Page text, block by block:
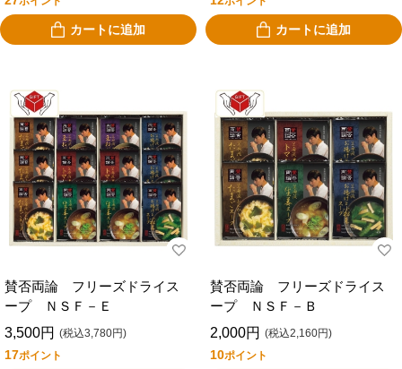
カートに追加 カートに追加
賛否両論 フリーズドライス
ープ ＮＳＦ－Ｅ
3,500円 (税込3,780円)
17ポイント
賛否両論 フリーズドライス
ープ ＮＳＦ－Ｂ
2,000円 (税込2,160円)
10ポイント